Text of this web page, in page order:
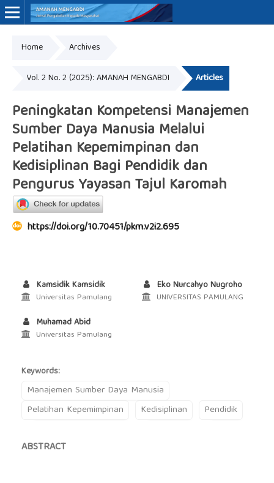
Home Archives
Vol. 2 No. 2 (2025): AMANAH MENGABDI Articles
Peningkatan Kompetensi Manajemen
Sumber Daya Manusia Melalui
Pelatihan Kepemimpinan dan
Kedisiplinan Bagi Pendidik dan
Pengurus Yayasan Tajul Karomah
https://doi.org/10.70451/pkm.v2i2.695
Kamsidik Kamsidik
Universitas Pamulang
Eko Nurcahyo Nugroho
UNIVERSITAS PAMULANG
Muhamad Abid
Universitas Pamulang
Keywords:
Manajemen Sumber Daya Manusia
Pelatihan Kepemimpinan
Kedisiplinan Pendidik
ABSTRACT